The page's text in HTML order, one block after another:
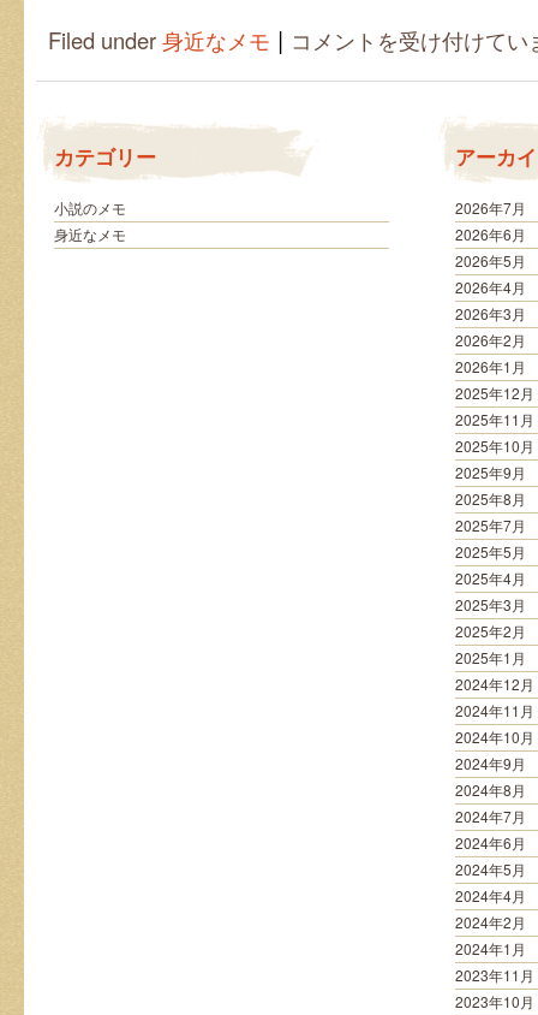
Filed under身近なメモ |
秋
は
る？
は
コメントを受け付けてい
カテゴリー
小説のメモ
身近なメモ
アーカ
2026年7月
2026年6月
2026年5月
2026年4月
2026年3月
2026年2月
2026年1月
2025年12月
2025年11月
2025年10月
2025年9月
2025年8月
2025年7月
2025年5月
2025年4月
2025年3月
2025年2月
2025年1月
2024年12月
2024年11月
2024年10月
2024年9月
2024年8月
2024年7月
2024年6月
2024年5月
2024年4月
2024年2月
2024年1月
2023年11月
2023年10月